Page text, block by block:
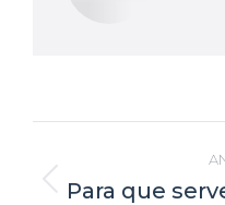
Para que